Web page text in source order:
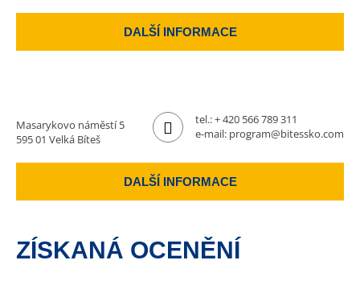
DALŠÍ INFORMACE
Masarykovo náměstí 5
595 01 Velká Bíteš
tel.:+ 420 566 789 311
e-mail: program@bitessko.com
DALŠÍ INFORMACE
ZÍSKANÁ OCENĚNÍ